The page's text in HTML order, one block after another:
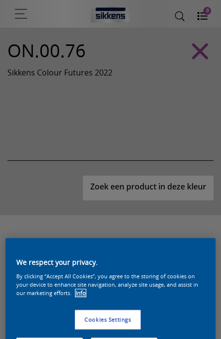
0
ON.00.76
Sikkens Colour Futures 2022
Zoek een product in deze kleur
4
We respect your privacy.
By clicking “Accept All Cookies”, you agree to the storing of cookies on
your device to enhance site navigation, analyze site usage, and assist in
our marketing efforts.
Info
Cookies Settings